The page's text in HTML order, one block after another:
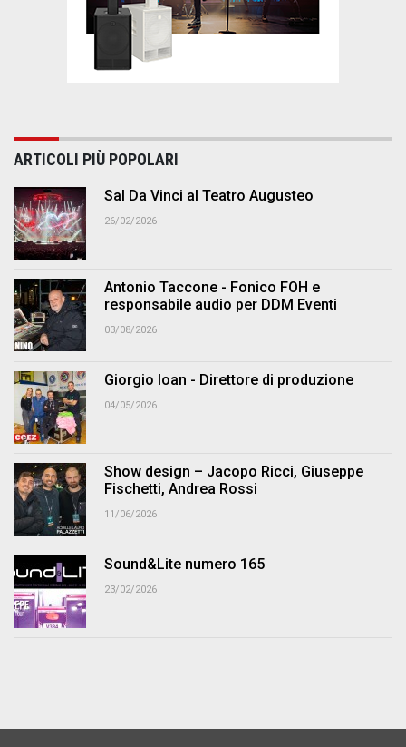
ARTICOLI PIÙ POPOLARI
Sal Da Vinci al Teatro Augusteo
26/02/2026
Antonio Taccone - Fonico FOH e
responsabile audio per DDM Eventi
03/08/2026
Giorgio Ioan - Direttore di produzione
04/05/2026
Show design – Jacopo Ricci, Giuseppe
Fischetti, Andrea Rossi
11/06/2026
Sound&Lite numero 165
23/02/2026